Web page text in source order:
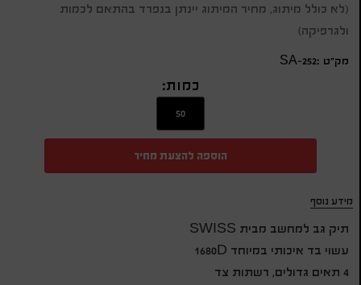
(לא כולל מיתוג, מחיר המיתוג יינתן בנפרד בהתאם לכמות
ולגרפיקה)
מק״ט :SA-252
כמות:
הוספה להצעת מחיר
מידע נוסף
תיק גב למחשב מבית SWISS
עשוי בד איכותי במיוחד 1680D
4 תאים גדולים, רשתות צד